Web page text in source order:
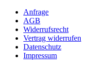
Anfrage
AGB
Widerrufsrecht
Vertrag widerrufen
Datenschutz
Impressum